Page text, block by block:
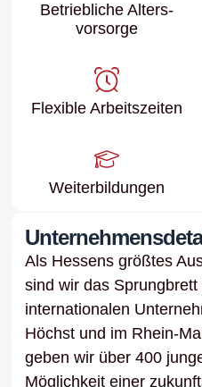
Betriebliche Alters­
vorsorge
Flexible Arbeitszeiten
Weiter­bildungen
Als Hessens größtes
sind wir das
internationalen
Höchst und im Rhein-
geben wir über 400
Möglichkeit einer